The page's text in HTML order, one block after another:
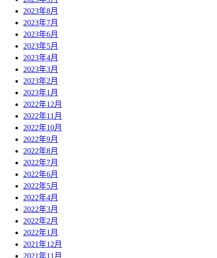
2023年8月
2023年7月
2023年6月
2023年5月
2023年4月
2023年3月
2023年2月
2023年1月
2022年12月
2022年11月
2022年10月
2022年9月
2022年8月
2022年7月
2022年6月
2022年5月
2022年4月
2022年3月
2022年2月
2022年1月
2021年12月
2021年11月